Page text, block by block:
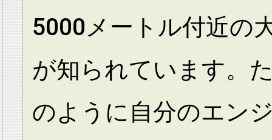
5000メートル付近の
が知られています。
のように自分のエン